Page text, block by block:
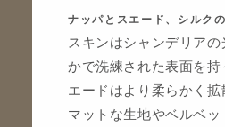
ナッパとスエード、シルク
スキンはシャンデリアの
かで洗練された表面を持
エードはより柔らかく拡
マットな生地やベルベ